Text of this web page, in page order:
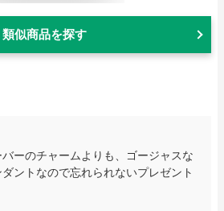
類似商品を探す
ーのチャームよりも、ゴージャスな
ントなので忘れられないプレゼント